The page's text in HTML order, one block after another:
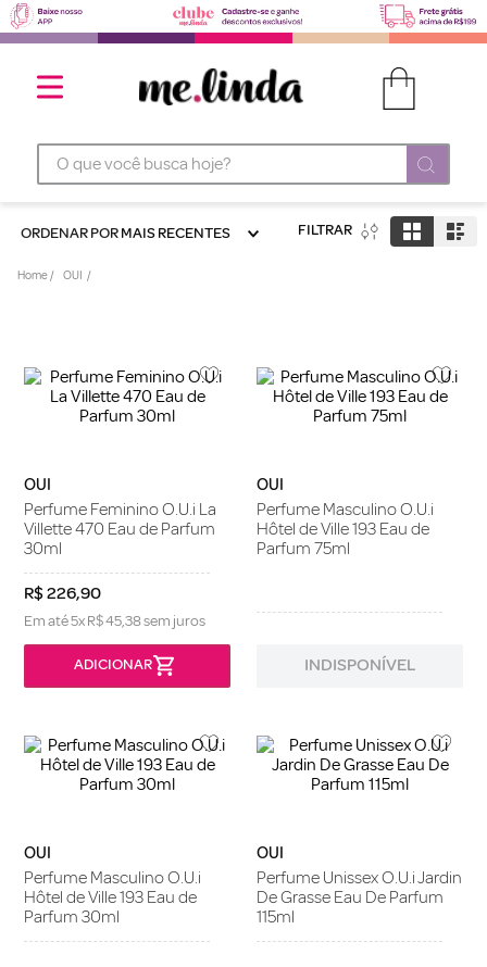
O que você busca hoje?
ORDENAR PORMAIS RECENTES FILTRAR
OUI
OUI
Perfume Feminino O.U.i La
Villette 470 Eau de Parfum
30ml
R$226,90
Em até5xR$45,38sem juros
OUI
Perfume Masculino O.U.i
Hôtel de Ville 193 Eau de
Parfum 75ml
INDISPONÍVEL
OUI
Perfume Masculino O.U.i
Hôtel de Ville 193 Eau de
Parfum 30ml
OUI
Perfume Unissex O.U.i Jardin
De Grasse Eau De Parfum
115ml